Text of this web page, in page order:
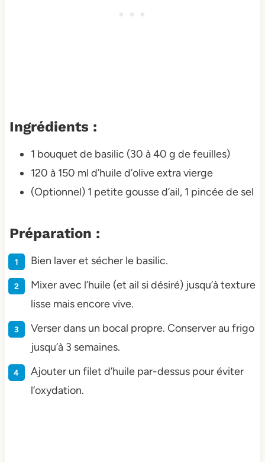
Ingrédients :
1 bouquet de basilic (30 à 40 g de feuilles)
120 à 150 ml d’huile d’olive extra vierge
(Optionnel) 1 petite gousse d’ail, 1 pincée de sel
Préparation :
Bien laver et sécher le basilic.
Mixer avec l’huile (et ail si désiré) jusqu’à texture
lisse mais encore vive.
Verser dans un bocal propre. Conserver au frigo
jusqu’à 3 semaines.
Ajouter un filet d’huile par-dessus pour éviter
l’oxydation.